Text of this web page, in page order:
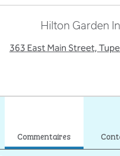
Hilton Garden
363 East Main Street,
Commentaires